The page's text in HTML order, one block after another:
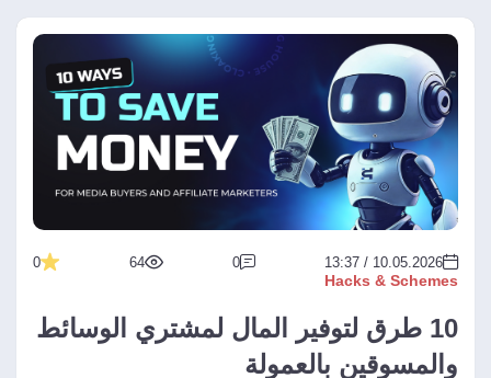
Hacks & Schemes
10.05.2026 / 13:37
0
64
0
10 طرق لتوفير المال لمشتري الوسائط
والمسوقين بالعمولة